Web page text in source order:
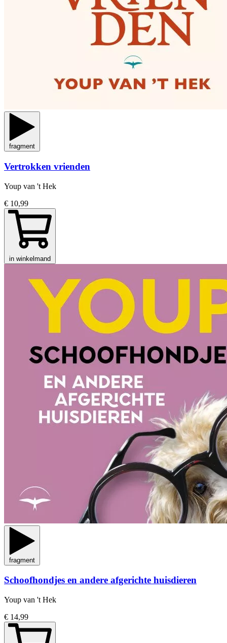
fragment
Vertrokken vrienden
Youp van 't Hek
€ 10,99
in winkelmand
fragment
Schoofhondjes en andere afgerichte huisdieren
Youp van 't Hek
€ 14,99